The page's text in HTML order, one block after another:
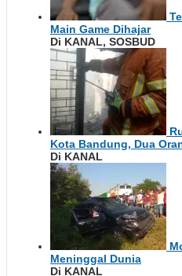
Main Game Dihajar
Di KANAL, SOSBUD
Kota Bandung, Dua
Di KANAL
Meninggal Dunia
Di KANAL